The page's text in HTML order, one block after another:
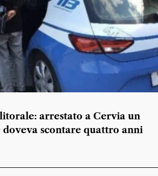
arrestato a Cervia un
scontare quattro anni